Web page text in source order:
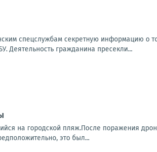
спецслужбам секретную информацию о
Деятельность гражданина пресекли...
на городской пляж.После поражения
это был...